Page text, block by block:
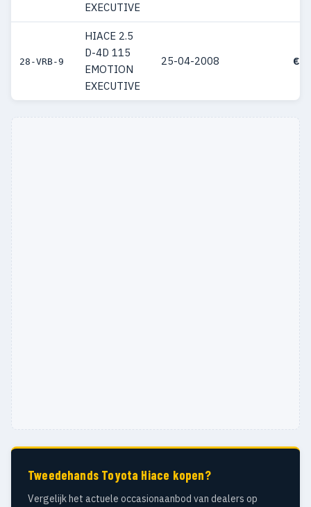
EXECUTIVE
28-VRB-9
HIACE 2.5
D-4D 115
EMOTION
EXECUTIVE
25-04-2008 €
Tweedehands Toyota Hiace kopen?
Vergelijk het actuele occasionaanbod van dealers op